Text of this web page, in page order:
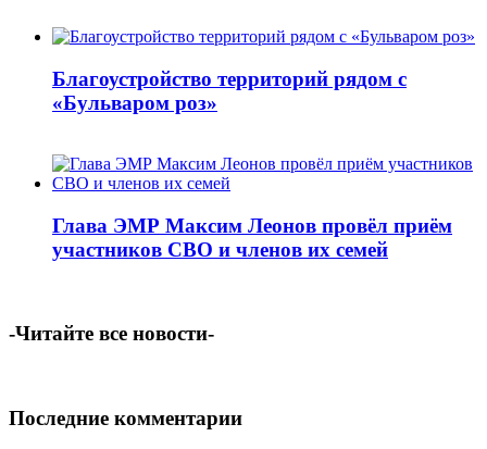
Благоустройство территорий рядом с
«Бульваром роз»
Глава ЭМР Максим Леонов провёл приём
участников СВО и членов их семей
-Читайте все новости-
Последние комментарии